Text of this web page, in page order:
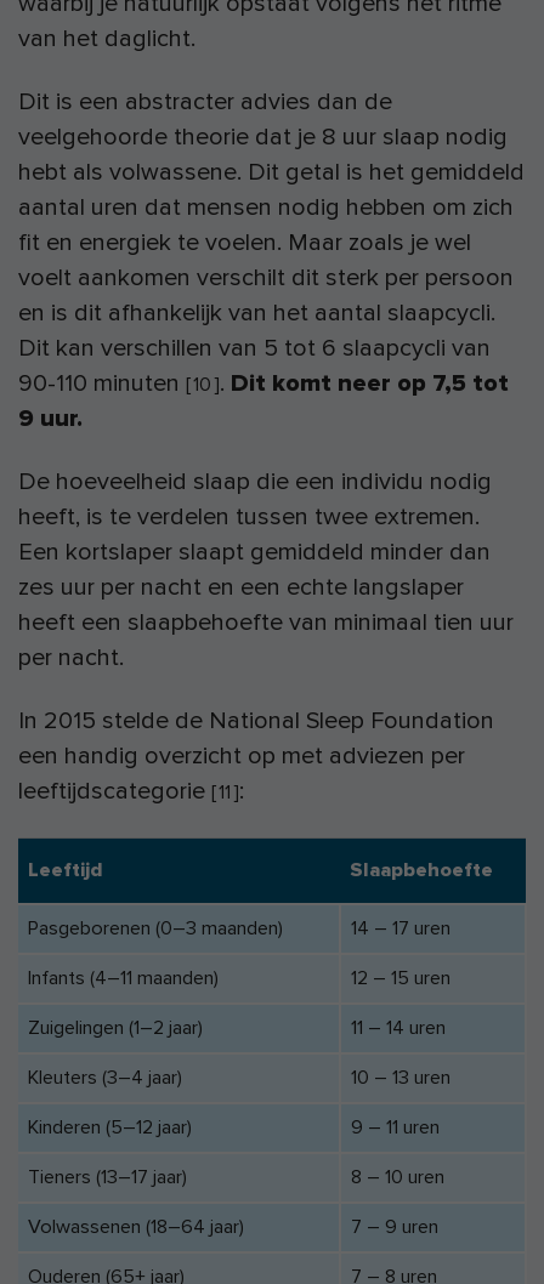
van het daglicht.
Dit is een abstracter advies dan de
veelgehoorde theorie dat je 8 uur slaap nodig
hebt als volwassene. Dit getal is het gemiddeld
aantal uren dat mensen nodig hebben om zich
fit en energiek te voelen. Maar zoals je wel
voelt aankomen verschilt dit sterk per persoon
en is dit afhankelijk van het aantal slaapcycli.
Dit kan verschillen van 5 tot 6 slaapcycli van
90-110 minuten [10 ]. Dit komt neer op 7,5 tot
9 uur.
De hoeveelheid slaap die een individu nodig
heeft, is te verdelen tussen twee extremen.
Een kortslaper slaapt gemiddeld minder dan
zes uur per nacht en een echte langslaper
heeft een slaapbehoefte van minimaal tien uur
per nacht.
In 2015 stelde de National Sleep Foundation
een handig overzicht op met adviezen per
leeftijdscategorie [11 ]:
Leeftijd Slaapbehoefte
Pasgeborenen (0–3 maanden) 14 – 17 uren
Infants (4–11 maanden) 12 – 15 uren
Zuigelingen (1–2 jaar) 11 – 14 uren
Kleuters (3–4 jaar) 10 – 13 uren
Kinderen (5–12 jaar) 9 – 11 uren
Tieners (13–17 jaar) 8 – 10 uren
Volwassenen (18–64 jaar) 7 – 9 uren
Ouderen (65+ jaar) 7 – 8 uren